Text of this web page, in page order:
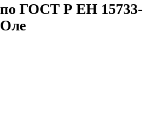
ГОСТ Р ЕН 15733-